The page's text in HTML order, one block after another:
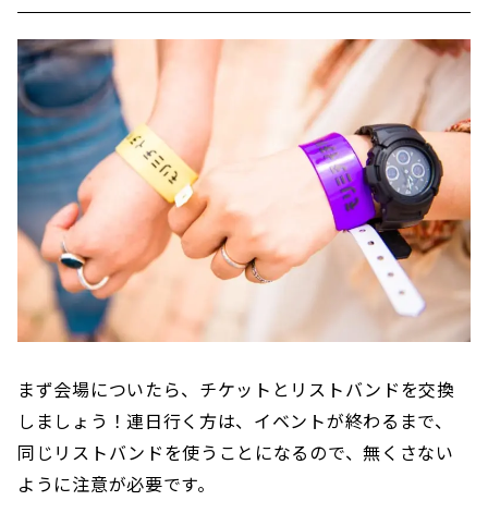
まず会場についたら、チケットとリストバンドを交換
しましょう！連日行く方は、イベントが終わるまで、
同じリストバンドを使うことになるので、無くさない
ように注意が必要です。